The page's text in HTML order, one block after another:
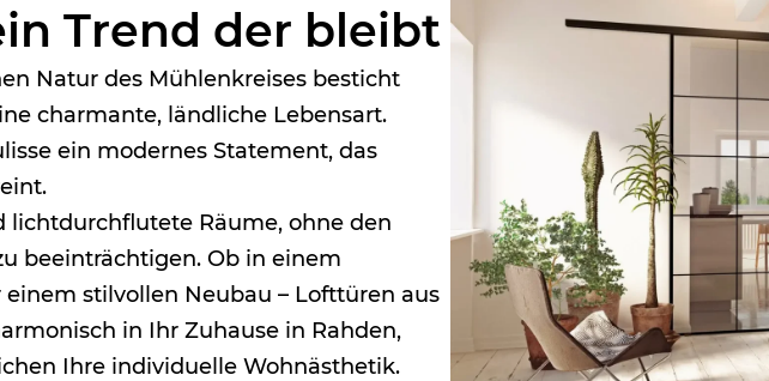
Trend der bleibt
Natur des Mühlenkreises besticht
charmante, ländliche Lebensart.
ein modernes Statement, das
lichtdurchflutete Räume, ohne den
beeinträchtigen. Ob in einem
stilvollen Neubau – Lofttüren aus
in Ihr Zuhause in Rahden,
Ihre individuelle Wohnästhetik.